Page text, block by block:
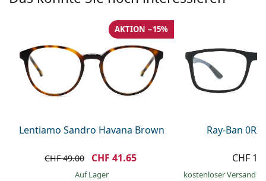
Persol
Prada
Alle Marken
ist online
Lentiamo Sandro Havana Brown
AKTION −15%
CHF 49.00 CHF 41.65
auf Lager
Ray-Ban
CHF
kostenloser Versand